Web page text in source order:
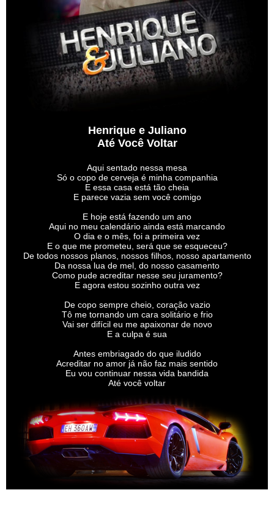
Henrique e Juliano
Até Você Voltar
Aqui sentado nessa mesa
Só o copo de cerveja é minha companhia
E essa casa está tão cheia
E parece vazia sem você comigo
E hoje está fazendo um ano
Aqui no meu calendário ainda está marcando
O dia e o mês, foi a primeira vez
E o que me prometeu, será que se esqueceu?
De todos nossos planos, nossos filhos, nosso apartamento
Da nossa lua de mel, do nosso casamento
Como pude acreditar nesse seu juramento?
E agora estou sozinho outra vez
De copo sempre cheio, coração vazio
Tô me tornando um cara solitário e frio
Vai ser difícil eu me apaixonar de novo
E a culpa é sua
Antes embriagado do que iludido
Acreditar no amor já não faz mais sentido
Eu vou continuar nessa vida bandida
Até você voltar